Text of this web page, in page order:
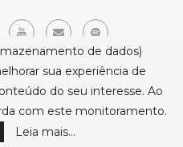
Todos os direitos reservados.
TOP
de dados)
sua experiência de
do seu interesse. Ao
com este monitoramento.
Leia mais...